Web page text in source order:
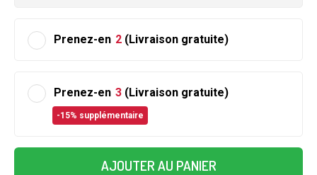
Prenez-en 2 (Livraison gratuite)
Prenez-en 3 (Livraison gratuite)
-15% supplémentaire
AJOUTER AU PANIER